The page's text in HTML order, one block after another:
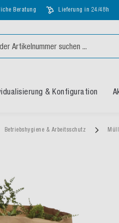
Beratung Lieferung in 24/48h
& Konfiguration
Betriebshygiene & Arbeitsschutz